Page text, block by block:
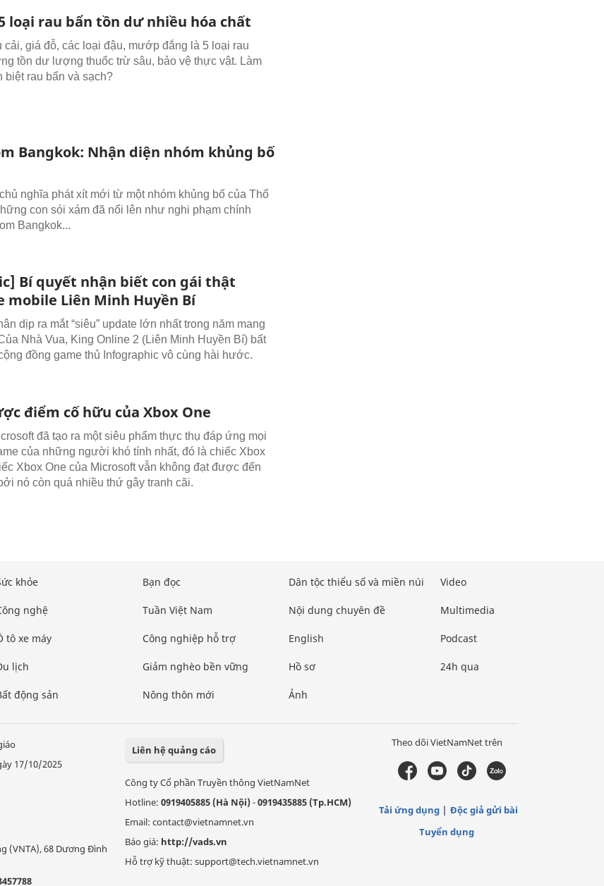
loại rau bẩn tồn dư nhiều hóa chất
cải, giá đỗ, các loại đậu, mướp đắng là 5 loại rau
tồn dư lượng thuốc trừ sâu, bảo vệ thực vật. Làm
biệt rau bẩn và sạch?
Bangkok: Nhận diện nhóm khủng bố
nghĩa phát xít mới từ một nhóm khủng bố của Thổ
con sói xám đã nổi lên như nghi phạm chính
Bangkok...
Bí quyết nhận biết con gái thật
mobile Liên Minh Huyền Bí
dịp ra mắt “siêu” update lớn nhất trong năm mang
Nhà Vua, King Online 2 (Liên Minh Huyền Bí) bất
đồng game thủ Infographic vô cùng hài hước.
điểm cố hữu của Xbox One
đã tạo ra một siêu phẩm thực thụ đáp ứng mọi
của những người khó tính nhất, đó là chiếc Xbox
Xbox One của Microsoft vẫn không đạt được đến
nó còn quá nhiều thứ gây tranh cãi.
khỏe
nghệ
tô xe máy
lịch
động sản
Bạn đọc
Tuần Việt Nam
Công nghiệp hỗ trợ
Giảm nghèo bền vững
Nông thôn mới
Dân tộc thiểu số và miền núi
Nội dung chuyên đề
English
Hồ sơ
Ảnh
Video
Multimedia
Podcast
24h qua
17/10/2025
(VNTA), 68 Dương Đình
Liên hệ quảng cáo
Công ty Cổ phần Truyền thông VietNamNet
Hotline: 0919405885 (Hà Nội)-0919435885 (Tp.HCM)
Email: contact@vietnamnet.vn
Báo giá: http://vads.vn
Hỗ trợ kỹ thuật: support@tech.vietnamnet.vn
Theo dõi VietNamNet trên
Tải ứng dụng
Độc giả gửi bài
Tuyển dụng